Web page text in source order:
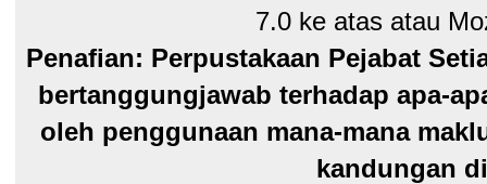
7.0 ke atas atau
Penafian: Perpustakaan Pejabat
bertanggungjawab terhadap apa-
oleh penggunaan mana-mana
kandungan